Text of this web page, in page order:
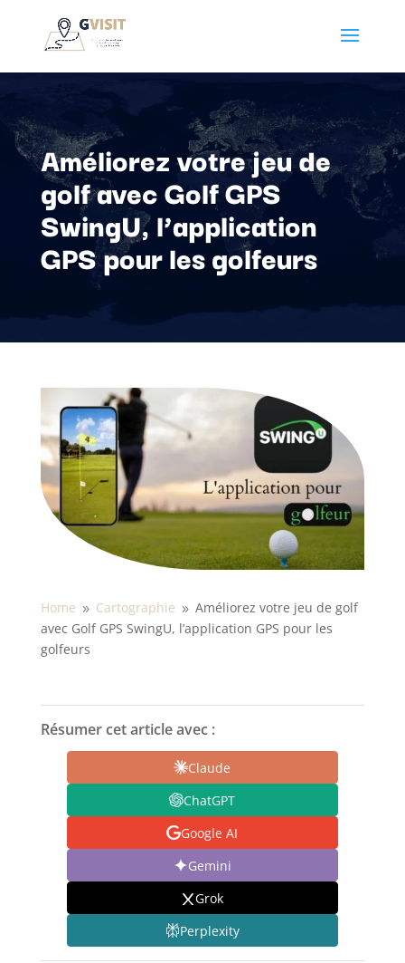
Améliorez votre jeu de
golf avec Golf GPS
SwingU, l’application
GPS pour les golfeurs
Home 9 Cartographie 9 Améliorez votre jeu de golf
avec Golf GPS SwingU, l’application GPS pour les
golfeurs
Résumer cet article avec :
Claude
ChatGPT
Google AI
Gemini
Grok
Perplexity